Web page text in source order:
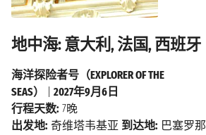
地中海: 意大利, 法国, 西班牙
海洋探险者号（EXPLORER OF THE
SEAS）
2027年9月6日
行程天数: 7晚
出发地: 奇维塔韦基亚 到达地: 巴塞罗那